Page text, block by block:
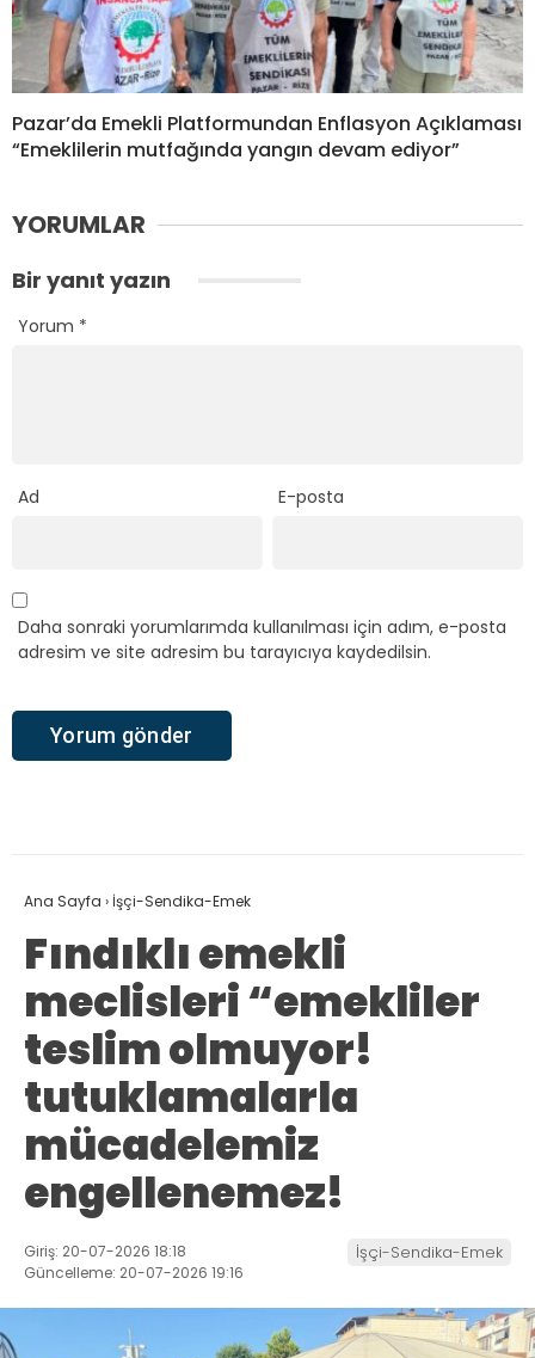
Pazar’da Emekli Platformundan Enflasyon Açıklaması
“Emeklilerin mutfağında yangın devam ediyor”
YORUMLAR
Bir yanıt yazın
Yorum *
Ad E-posta
Daha sonraki yorumlarımda kullanılması için adım, e-posta
adresim ve site adresim bu tarayıcıya kaydedilsin.
Ana Sayfa › İşçi-Sendika-Emek
Fındıklı emekli
meclisleri “emekliler
teslim olmuyor!
tutuklamalarla
mücadelemiz
engellenemez!
Giriş: 20-07-2026 18:18
Güncelleme: 20-07-2026 19:16
İşçi-Sendika-Emek